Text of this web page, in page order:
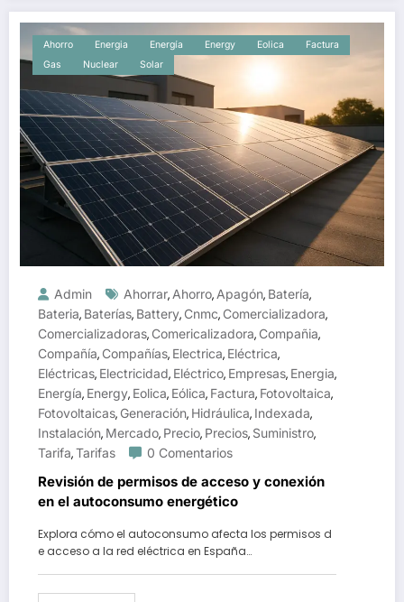
Ahorro Energia Energía Energy Eolica
Factura
Gas
Nuclear Solar
Admin Ahorrar, Ahorro, Apagón, Batería,
Bateria, Baterías, Battery, Cnmc, Comercializadora,
Comercializadoras, Comericalizadora, Compañia,
Compañía, Compañías, Electrica, Eléctrica,
Eléctricas, Electricidad, Eléctrico, Empresas, Energia,
Energía, Energy, Eolica, Eólica, Factura, Fotovoltaica,
Fotovoltaicas, Generación, Hidráulica, Indexada,
Instalación, Mercado, Precio, Precios, Suministro,
Tarifa,Tarifas 0 Comentarios
Revisión de permisos de acceso y conexión
en el autoconsumo energético
Explora cómo el autoconsumo afecta los permisos d
e acceso a la red eléctrica en España…